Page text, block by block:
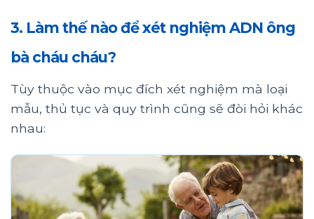
3. Làm thế nào để xét nghiệm ADN ông
bà cháu cháu?
Tùy thuộc vào mục đích xét nghiệm mà loại
mẫu, thủ tục và quy trình cũng sẽ đòi hỏi khác
nhau: